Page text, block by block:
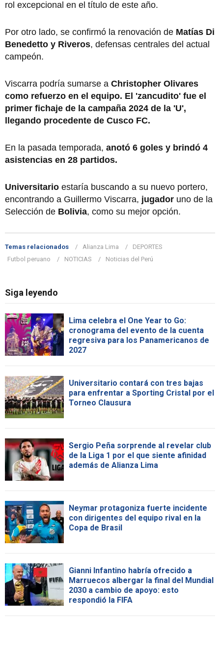
rol excepcional en el título de este año.
Por otro lado, se confirmó la renovación de Matías Di
Benedetto y Riveros, defensas centrales del actual
campeón.
Viscarra podría sumarse a Christopher Olivares
como refuerzo en el equipo. El 'zancudito' fue el
primer fichaje de la campaña 2024 de la 'U',
llegando procedente de Cusco FC.
En la pasada temporada, anotó 6 goles y brindó 4
asistencias en 28 partidos.
Universitario estaría buscando a su nuevo portero,
encontrando a Guillermo Viscarra, jugador uno de la
Selección de Bolivia, como su mejor opción.
Temas relacionados Alianza Lima
DEPORTES
Futbol peruano
NOTICIAS Noticias del Perú
Siga leyendo
Lima celebra el One Year to Go:
cronograma del evento de la cuenta
regresiva para los Panamericanos de
2027
Universitario contará con tres bajas
para enfrentar a Sporting Cristal por el
Torneo Clausura
Sergio Peña sorprende al revelar club
de la Liga 1 por el que siente afinidad
además de Alianza Lima
Neymar protagoniza fuerte incidente
con dirigentes del equipo rival en la
Copa de Brasil
Gianni Infantino habría ofrecido a
Marruecos albergar la final del Mundial
2030 a cambio de apoyo: esto
respondió la FIFA